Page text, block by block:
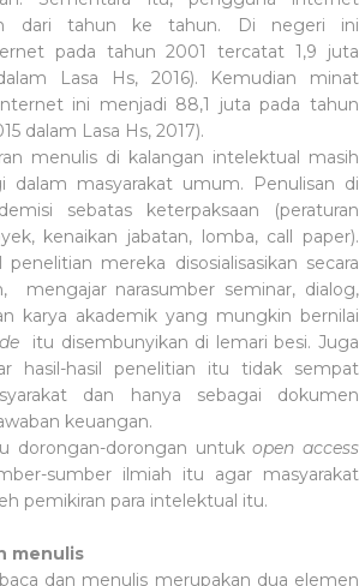
dari tahun ke tahun. Di negeri ini
pada tahun 2001 tercatat 1,9 juta
Lasa Hs, 2016). Kemudian minat
ini menjadi 88,1 juta pada tahun
dalam Lasa Hs, 2017).
menulis di kalangan intelektual masih
dalam masyarakat umum. Penulisan di
sebatas keterpaksaan (peraturan
kenaikan jabatan, lomba, call paper).
mereka disosialisasikan secara
mengajar narasumber seminar, dialog,
karya akademik yang mungkin bernilai
itu disembunyikan di lemari besi. Juga
hasil-hasil penelitian itu tidak sempat
dan hanya sebagai dokumen
keuangan.
dorongan-dorongan untukopen access
sumber ilmiah itu agar masyarakat
pemikiran para intelektual itu.
menulis
dan menulis merupakan dua elemen